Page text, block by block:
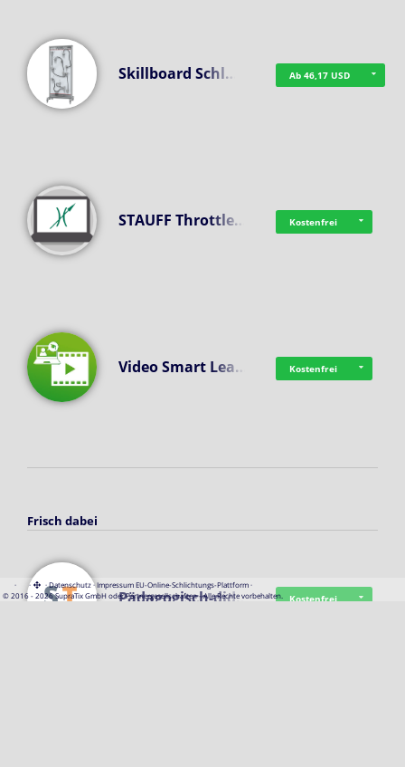
Skillboard Schl… Ab 46,17 USD
STAUFF Throttle… Kostenfrei
Video Smart Lea… Kostenfrei
Frisch dabei
Pädagogisch-did… Kostenfrei
· · ·Datenschutz·Impressum EU-Online-Schlichtungs-Plattform·
© 2016 - 2026 SupraTix GmbH oder Partnergesellschaften - Alle Rechte vorbehalten.